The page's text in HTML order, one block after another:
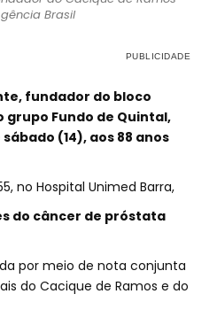
Brasil
fundador do bloco
grupo Fundo de Quintal,
(14), aos 88 anos
no Hospital Unimed Barra,
do câncer de próstata
por meio de nota conjunta
do Cacique de Ramos e do